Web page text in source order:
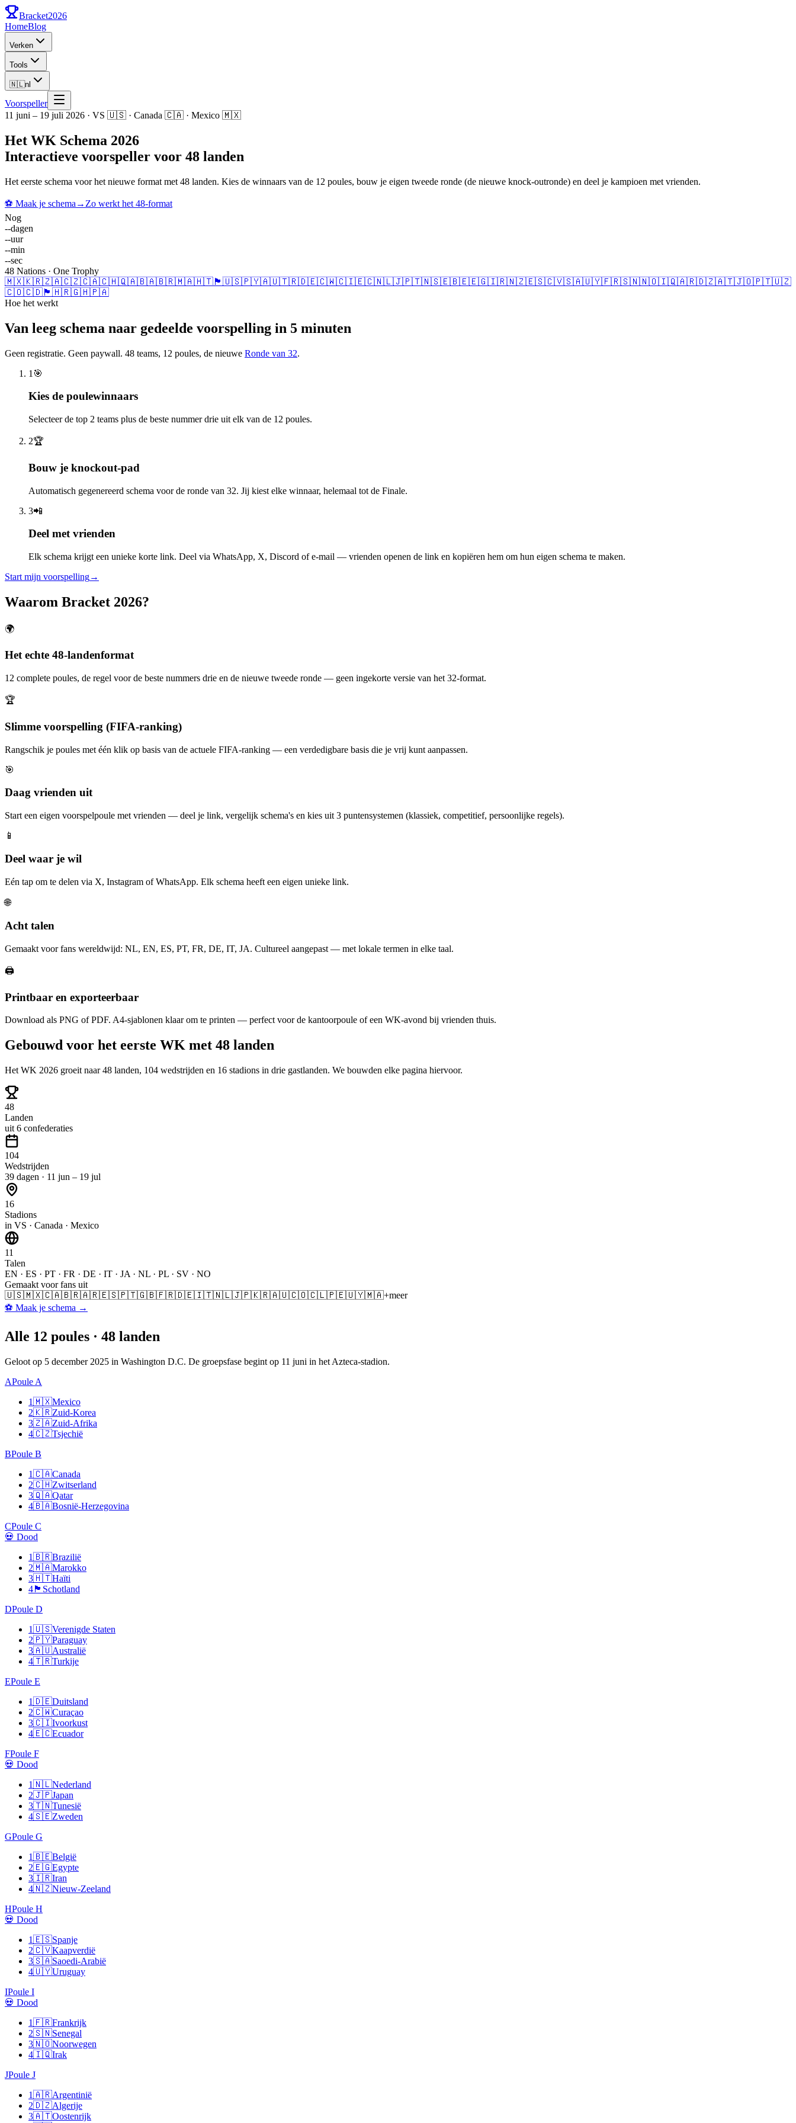
Bracket2026
HomeBlog
Verken
Tools
🇳🇱nl
Voorspeller
11 juni – 19 juli 2026 · VS 🇺🇸 · Canada 🇨🇦 · Mexico 🇲🇽
Het WK Schema 2026
Interactieve voorspeller voor 48 landen
Het eerste schema voor het nieuwe format met 48 landen. Kies de winnaars van de 12 poules, bouw je eigen tweede ronde (de nieuwe knock-outronde) en deel je kampioen met vrienden.
⚽ Maak je schema → Zo werkt het 48-format
Nog
--dagen
--uur
--min
--sec
48 Nations · One Trophy
🇲🇽🇰🇷🇿🇦🇨🇿🇨🇦🇨🇭🇶🇦🇧🇦🇧🇷🇲🇦🇭🇹 🏴󠁧󠁢󠁳󠁣󠁴󠁿 🇺🇸🇵🇾🇦🇺🇹🇷🇩🇪🇨🇼🇨🇮🇪🇨🇳🇱🇯🇵🇹🇳🇸🇪🇧🇪🇪🇬🇮🇷🇳🇿🇪🇸🇨🇻🇸🇦🇺🇾🇫🇷🇸🇳🇳🇴🇮🇶🇦🇷🇩🇿🇦🇹🇯🇴🇵🇹🇺🇿
🇨🇴🇨🇩 🏴󠁧󠁢󠁥󠁮󠁧󠁿 🇭🇷🇬🇭🇵🇦
Hoe het werkt
Van leeg schema naar gedeelde voorspelling in 5 minuten
Geen registratie. Geen paywall. 48 teams, 12 poules, de nieuwe Ronde van 32.
1 🎯
Kies de poulewinnaars
Selecteer de top 2 teams plus de beste nummer drie uit elk van de 12 poules.
2🏆
Bouw je knockout-pad
Automatisch gegenereerd schema voor de ronde van 32. Jij kiest elke winnaar, helemaal tot de Finale.
3📲
Deel met vrienden
Elk schema krijgt een unieke korte link. Deel via WhatsApp, X, Discord of e-mail — vrienden openen de link en kopiëren hem om hun eigen schema te maken.
Start mijn voorspelling→
Waarom Bracket 2026?
🌍
Het echte 48-landenformat
12 complete poules, de regel voor de beste nummers drie en de nieuwe tweede ronde — geen ingekorte versie van het 32-format.
🏆
Slimme voorspelling (FIFA-ranking)
Rangschik je poules met één klik op basis van de actuele FIFA-ranking — een verdedigbare basis die je vrij kunt aanpassen.
🎯
Daag vrienden uit
Start een eigen voorspelpoule met vrienden — deel je link, vergelijk schema's en kies uit 3 puntensystemen (klassiek, competitief, persoonlijke regels).
📱
Deel waar je wil
Eén tap om te delen via X, Instagram of WhatsApp. Elk schema heeft een eigen unieke link.
🌐
Acht talen
Gemaakt voor fans wereldwijd: NL, EN, ES, PT, FR, DE, IT, JA. Cultureel aangepast — met lokale termen in elke taal.
🖨️
Printbaar en exporteerbaar
Download als PNG of PDF. A4-sjablonen klaar om te printen — perfect voor de kantoorpoule of een WK-avond bij vrienden thuis.
Gebouwd voor het eerste WK met 48 landen
Het WK 2026 groeit naar 48 landen, 104 wedstrijden en 16 stadions in drie gastlanden. We bouwden elke pagina hiervoor.
48
Landen
uit 6 confederaties
104
Wedstrijden
39 dagen · 11 jun – 19 jul
16
Stadions
in VS · Canada · Mexico
11
Talen
EN · ES · PT · FR · DE · IT · JA · NL · PL · SV · NO
Gemaakt voor fans uit
🇺🇸🇲🇽🇨🇦🇧🇷🇦🇷🇪🇸🇵🇹🇬🇧🇫🇷🇩🇪🇮🇹🇳🇱🇯🇵🇰🇷🇦🇺🇨🇴🇨🇱🇵🇪🇺🇾🇲🇦+meer
⚽ Maak je schema →
Alle 12 poules · 48 landen
Geloot op 5 december 2025 in Washington D.C. De groepsfase begint op 11 juni in het Azteca-stadion.
APoule A
1🇲🇽Mexico
2🇰🇷Zuid-Korea
3🇿🇦Zuid-Afrika
4🇨🇿Tsjechië
BPoule B
1🇨🇦Canada
2🇨🇭Zwitserland
3🇶🇦Qatar
4🇧🇦Bosnië-Herzegovina
CPoule C
💀 Dood
1🇧🇷Brazilië
2🇲🇦Marokko
3🇭🇹Haïti
4 🏴󠁧󠁢󠁳󠁣󠁴󠁿 Schotland
DPoule D
1🇺🇸Verenigde Staten
2🇵🇾Paraguay
3🇦🇺Australië
4🇹🇷Turkije
EPoule E
1🇩🇪Duitsland
2🇨🇼Curaçao
3🇨🇮Ivoorkust
4🇪🇨Ecuador
FPoule F
💀 Dood
1🇳🇱Nederland
2🇯🇵Japan
3🇹🇳Tunesië
4🇸🇪Zweden
GPoule G
1🇧🇪België
2🇪🇬Egypte
3🇮🇷Iran
4🇳🇿Nieuw-Zeeland
HPoule H
💀 Dood
1🇪🇸Spanje
2🇨🇻Kaapverdië
3🇸🇦Saoedi-Arabië
4🇺🇾Uruguay
IPoule I
💀 Dood
1🇫🇷Frankrijk
2🇸🇳Senegal
3🇳🇴Noorwegen
4🇮🇶Irak
JPoule J
1🇦🇷Argentinië
2🇩🇿Algerije
3🇦🇹Oostenrijk